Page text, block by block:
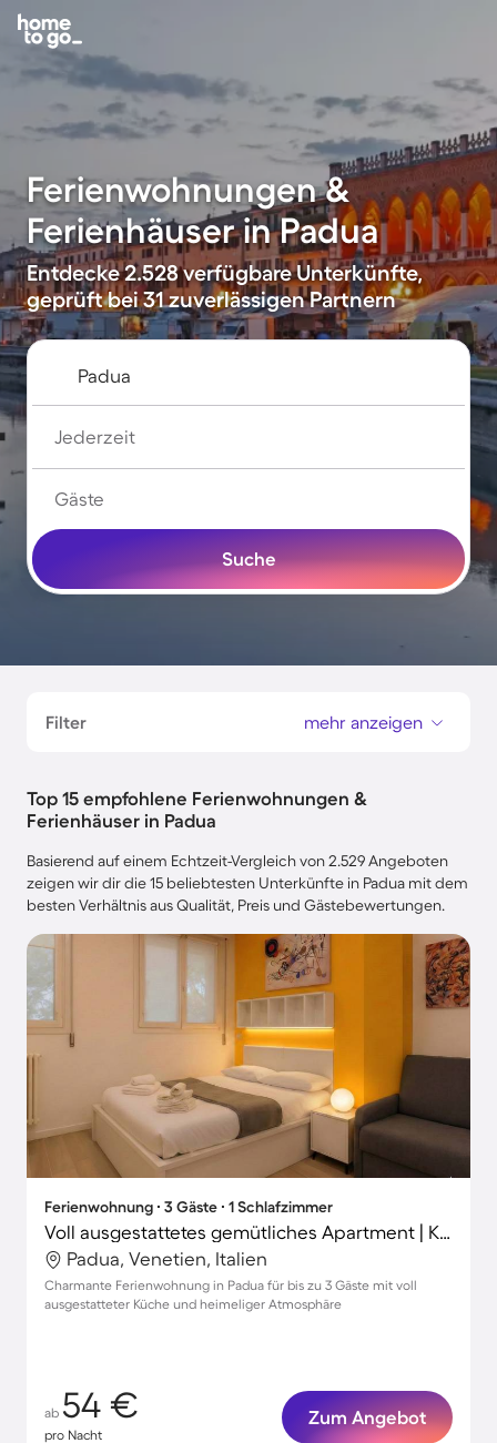
Ferienwohnungen &
Ferienhäuser in Padua
Entdecke 2.528 verfügbare Unterkünfte,
geprüft bei 31 zuverlässigen Partnern
Jederzeit
Gäste
Suche
Filter mehr anzeigen
Top 15 empfohlene Ferienwohnungen &
Ferienhäuser in Padua
Basierend auf einem Echtzeit-Vergleich von 2.529 Angeboten
zeigen wir dir die 15 beliebtesten Unterkünfte in Padua mit dem
besten Verhältnis aus Qualität, Preis und Gästebewertungen.
Ferienwohnung ∙ 3 Gäste ∙ 1 Schlafzimmer
Voll ausgestattetes gemütliches Apartment | Kathedrale von Padua-Nähe
Padua, Venetien, Italien
Charmante Ferienwohnung in Padua für bis zu 3 Gäste mit voll
ausgestatteter Küche und heimeliger Atmosphäre
ab 54 €
pro Nacht
Zum Angebot